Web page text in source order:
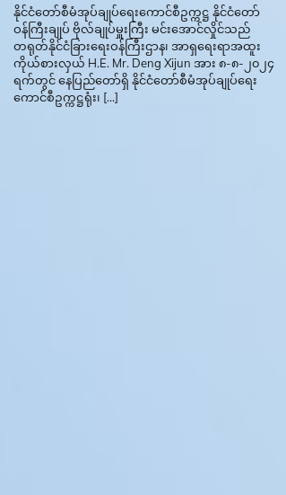
နိုင်ငံတော်စီမံအုပ်ချုပ်ရေးကောင်စီဥက္ကဋ္ဌ နိုင်ငံတော်
ဝန်ကြီးချုပ် ဗိုလ်ချုပ်မှူးကြီး မင်းအောင်လှိုင်သည်
တရုတ်နိုင်ငံခြားရေးဝန်ကြီးဌာန၊ အာရှရေးရာအထူး
ကိုယ်စားလှယ် H.E. Mr. Deng Xijun အား ၈-၈-၂၀၂၄
ရက်တွင် နေပြည်တော်ရှိ နိုင်ငံတော်စီမံအုပ်ချုပ်ရေး
ကောင်စီဥက္ကဋ္ဌရုံး၊ […]